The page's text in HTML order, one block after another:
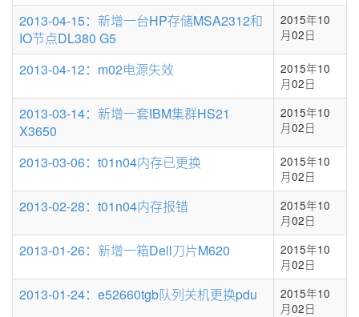
2013-04-15：新增一台HP存储MSA2312和
IO节点DL380 G5
2015年10
月02日
2013-04-12：m02电源失效
2015年10
月02日
2013-03-14：新增一套IBM集群HS21
X3650
2015年10
月02日
2013-03-06：t01n04内存已更换
2015年10
月02日
2013-02-28：t01n04内存报错
2015年10
月02日
2013-01-26：新增一箱Dell刀片M620
2015年10
月02日
2013-01-24：e52660tgb队列关机更换pdu
2015年10
月02日